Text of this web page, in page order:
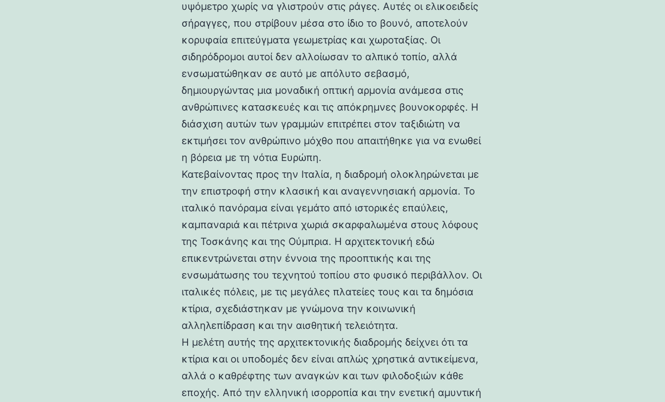
υψόμετρο χωρίς να γλιστρούν στις ράγες. Αυτές οι ελικοειδείς
σήραγγες, που στρίβουν μέσα στο ίδιο το βουνό, αποτελούν
κορυφαία επιτεύγματα γεωμετρίας και χωροταξίας. Οι
σιδηρόδρομοι αυτοί δεν αλλοίωσαν το αλπικό τοπίο, αλλά
ενσωματώθηκαν σε αυτό με απόλυτο σεβασμό,
δημιουργώντας μια μοναδική οπτική αρμονία ανάμεσα στις
ανθρώπινες κατασκευές και τις απόκρημνες βουνοκορφές. Η
διάσχιση αυτών των γραμμών επιτρέπει στον ταξιδιώτη να
εκτιμήσει τον ανθρώπινο μόχθο που απαιτήθηκε για να ενωθεί
η βόρεια με τη νότια Ευρώπη.
Κατεβαίνοντας προς την Ιταλία, η διαδρομή ολοκληρώνεται με
την επιστροφή στην κλασική και αναγεννησιακή αρμονία. Το
ιταλικό πανόραμα είναι γεμάτο από ιστορικές επαύλεις,
καμπαναριά και πέτρινα χωριά σκαρφαλωμένα στους λόφους
της Τοσκάνης και της Ούμπρια. Η αρχιτεκτονική εδώ
επικεντρώνεται στην έννοια της προοπτικής και της
ενσωμάτωσης του τεχνητού τοπίου στο φυσικό περιβάλλον. Οι
ιταλικές πόλεις, με τις μεγάλες πλατείες τους και τα δημόσια
κτίρια, σχεδιάστηκαν με γνώμονα την κοινωνική
αλληλεπίδραση και την αισθητική τελειότητα.
Η μελέτη αυτής της αρχιτεκτονικής διαδρομής δείχνει ότι τα
κτίρια και οι υποδομές δεν είναι απλώς χρηστικά αντικείμενα,
αλλά ο καθρέφτης των αναγκών και των φιλοδοξιών κάθε
εποχής. Από την ελληνική ισορροπία και την ενετική αμυντική